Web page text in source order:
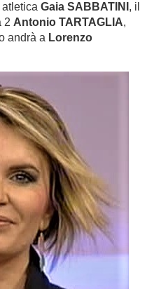
Gaia SABBATINI , il
2 Antonio TARTAGLIA,
andrà a Lorenzo